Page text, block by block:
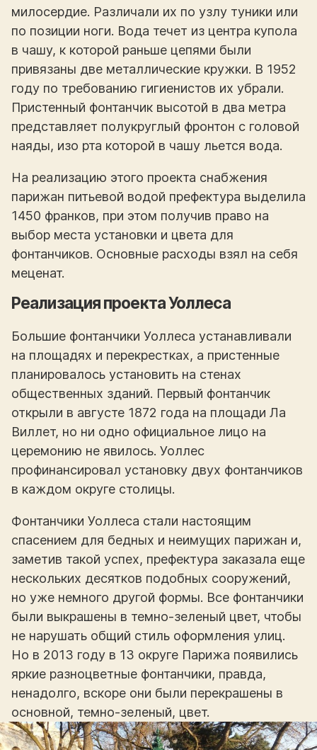
милосердие. Различали их по узлу туники или
по позиции ноги. Вода течет из центра купола
в чашу, к которой раньше цепями были
привязаны две металлические кружки. В 1952
году по требованию гигиенистов их убрали.
Пристенный фонтанчик высотой в два метра
представляет полукруглый фронтон с головой
наяды, изо рта которой в чашу льется вода.
На реализацию этого проекта снабжения
парижан питьевой водой префектура выделила
1450 франков, при этом получив право на
выбор места установки и цвета для
фонтанчиков. Основные расходы взял на себя
меценат.
Реализация проекта Уоллеса
Большие фонтанчики Уоллеса устанавливали
на площадях и перекрестках, а пристенные
планировалось установить на стенах
общественных зданий. Первый фонтанчик
открыли в августе 1872 года на площади Ла
Виллет, но ни одно официальное лицо на
церемонию не явилось. Уоллес
профинансировал установку двух фонтанчиков
в каждом округе столицы.
Фонтанчики Уоллеса стали настоящим
спасением для бедных и неимущих парижан и,
заметив такой успех, префектура заказала еще
нескольких десятков подобных сооружений,
но уже немного другой формы. Все фонтанчики
были выкрашены в темно-зеленый цвет, чтобы
не нарушать общий стиль оформления улиц.
Но в 2013 году в 13 округе Парижа появились
яркие разноцветные фонтанчики, правда,
ненадолго, вскоре они были перекрашены в
основной, темно-зеленый, цвет.